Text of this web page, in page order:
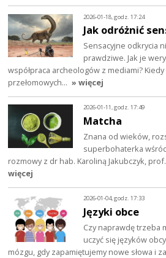
2026-01-18, godz. 17:24
Jak odróżnić
Sensacyjne odkrycia
prawdziwe. Jak je
współpraca archeologów z mediami?
przełomowych… » więcej
2026-01-11, godz. 17:49
Matcha
Znana od wieków,
superbohaterka
rozmowy z dr hab. Karoliną Jakubczyk,
więcej
2026-01-04, godz. 17:33
Języki obce
Czy naprawdę trzeba
uczyć się języków
mózgu, gdy zapamiętujemy nowe słowa i